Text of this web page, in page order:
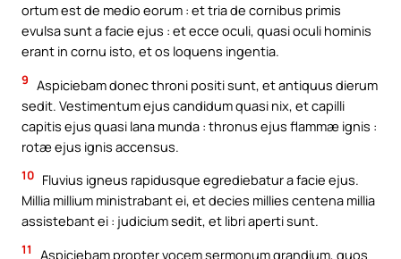
ortum est de medio eorum : et tria de cornibus primis
evulsa sunt a facie ejus : et ecce oculi, quasi oculi hominis
erant in cornu isto, et os loquens ingentia.
9 Aspiciebam donec throni positi sunt, et antiquus dierum
sedit. Vestimentum ejus candidum quasi nix, et capilli
capitis ejus quasi lana munda : thronus ejus flammæ ignis :
rotæ ejus ignis accensus.
10 Fluvius igneus rapidusque egrediebatur a facie ejus.
Millia millium ministrabant ei, et decies millies centena millia
assistebant ei : judicium sedit, et libri aperti sunt.
11
Aspiciebam propter vocem sermonum grandium, quos